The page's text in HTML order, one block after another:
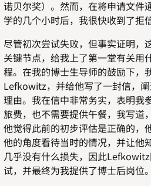
诺贝尔奖）。然而，在将申请文件
学的几个小时后，我很快收到了拒
尽管初次尝试失败，但事实证明，
关键节点，给我上了第一堂有关用
程。在我的博士生导师的鼓励下，
Lefkowitz，并给他写了一封信，
理由。我在信中非常务实，表明我
旅费，也不需要提供午餐，我写道
他觉得此前的初步评估是正确的，
他的角度看待当时的情况，并让他
几乎没有什么损失，因此
试，并最终为我提供了博士后岗位。